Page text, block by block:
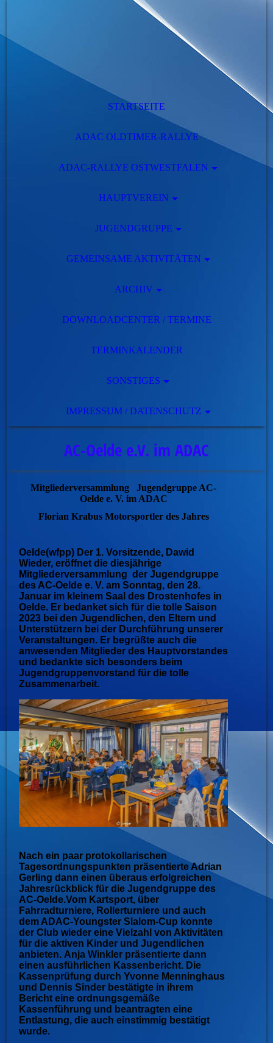
STARTSEITE
ADAC OLDTIMER-RALLYE
ADAC-RALLYE OSTWESTFALEN
HAUPTVEREIN
JUGENDGRUPPE
GEMEINSAME AKTIVITÄTEN
ARCHIV
DOWNLOADCENTER / TERMINE
TERMINKALENDER
SONSTIGES
IMPRESSUM / DATENSCHUTZ
AC-Oelde e.V. im ADAC
Mitgliederversammlung Jugendgruppe AC-
Oelde e. V. im ADAC
Florian Krabus Motorsportler des Jahres
Oelde(wfpp) Der 1. Vorsitzende, Dawid
Wieder, eröffnet die diesjährige
Mitgliederversammlung der Jugendgruppe
des AC-Oelde e. V. am Sonntag, den 28.
Januar im kleinem Saal des Drostenhofes in
Oelde. Er bedanket sich für die tolle Saison
2023 bei den Jugendlichen, den Eltern und
Unterstützern bei der Durchführung unserer
Veranstaltungen. Er begrüßte auch die
anwesenden Mitglieder des Hauptvorstandes
und bedankte sich besonders beim
Jugendgruppenvorstand für die tolle
Zusammenarbeit.
Nach ein paar protokollarischen
Tagesordnungspunkten präsentierte Adrian
Gerling dann einen überaus erfolgreichen
Jahresrückblick für die Jugendgruppe des
AC-Oelde.Vom Kartsport, über
Fahrradturniere, Rollerturniere und auch
dem ADAC-Youngster Slalom-Cup konnte
der Club wieder eine Vielzahl von Aktivitäten
für die aktiven Kinder und Jugendlichen
anbieten. Anja Winkler präsentierte dann
einen ausführlichen Kassenbericht. Die
Kassenprüfung durch Yvonne Menninghaus
und Dennis Sinder bestätigte in ihrem
Bericht eine ordnungsgemäße
Kassenführung und beantragten eine
Entlastung, die auch einstimmig bestätigt
wurde.